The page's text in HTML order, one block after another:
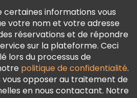
Cookies
certaines informations vous
votre nom et votre adresse
réservations et de répondre
sur la plateforme. Ceci
lors du processus de
politique de confidentialité.
vous opposer au traitement de
en nous contactant. Notre